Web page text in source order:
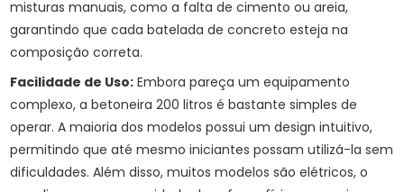
misturas manuais, como a falta de cimento ou areia,
garantindo que cada batelada de concreto esteja na
composição correta.
Facilidade de Uso: Embora pareça um equipamento
complexo, a betoneira 200 litros é bastante simples de
operar. A maioria dos modelos possui um design intuitivo,
permitindo que até mesmo iniciantes possam utilizá-la sem
dificuldades. Além disso, muitos modelos são elétricos, o